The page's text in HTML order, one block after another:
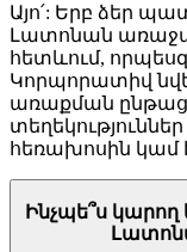
Այո՛: Երբ ձեր
Լատոնան
հետևում,
Կորպորատիվ
առաքման
հեռախոսին կամ
Ինչպե՞ս